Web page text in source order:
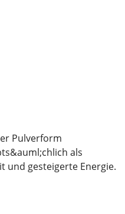
Pulverform
als
und gesteigerte Energie.